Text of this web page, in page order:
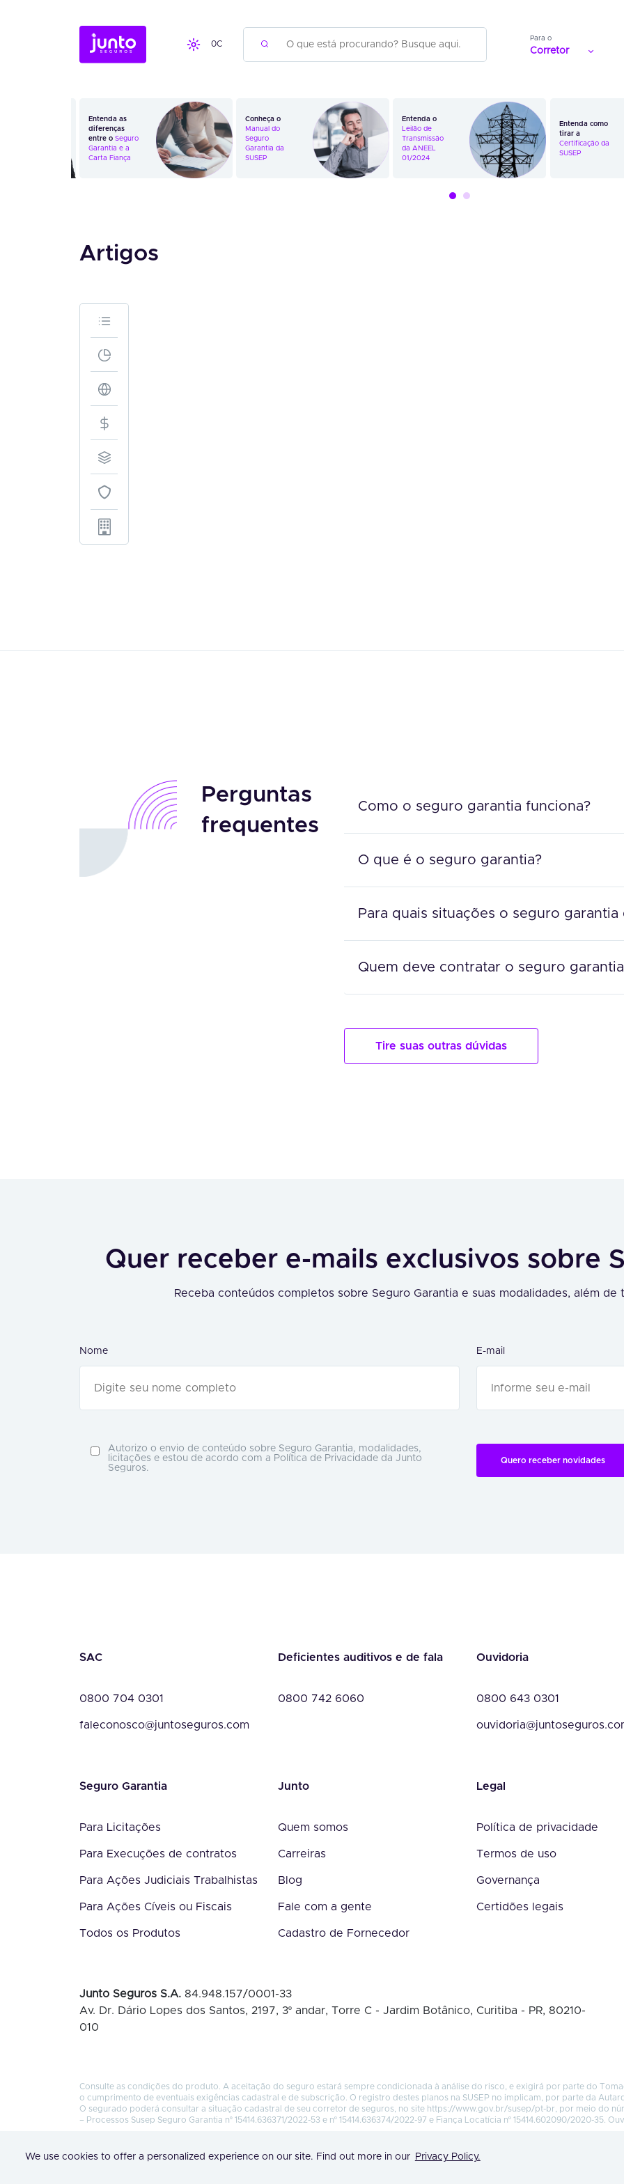
We use cookies to offer a personalized experience on our site. Find out more in our Privacy Policy.
0C
Para o
Corretor
Entenda as
diferenças
entre o Seguro
Garantia e a
Carta Fiança
Conheça o
Manual do
Seguro
Garantia da
SUSEP
Entenda o
Leilão de
Transmissão
da ANEEL
01/2024
Entenda como
tirar a
Certificação da
SUSEP
Artigos
Perguntas
frequentes
Como o seguro garantia funciona?
O que é o seguro garantia?
Para quais situações o seguro garantia
Quem deve contratar o seguro
Tire suas outras dúvidas
Quer receber e-mails exclusivos sobre
Receba conteúdos completos sobre Seguro Garantia e suas modalidades, além de
Nome E-mail
Autorizo o envio de conteúdo sobre Seguro Garantia, modalidades,
licitações e estou de acordo com a Política de Privacidade da Junto
Seguros.
SAC
0800 704 0301
faleconosco@juntoseguros.com
Deficientes auditivos e de fala
0800 742 6060
Ouvidoria
0800 643 0301
Seguro Garantia
Para Licitações
Para Execuções de contratos
Para Ações Judiciais Trabalhistas
Para Ações Cíveis ou Fiscais
Todos os Produtos
Junto
Quem somos
Carreiras
Blog
Fale com a gente
Cadastro de Fornecedor
Legal
Política de privacidade
Termos de uso
Governança
Certidões legais
Junto Seguros S.A. 84.948.157/0001-33
Av. Dr. Dário Lopes dos Santos, 2197, 3º andar, Torre C - Jardim Botânico, Curitiba - PR, 80210-
010
Consulte as condições do produto. A aceitação do seguro estará sempre condicionada à análise do risco, e exigirá por parte do
o cumprimento de eventuais exigências cadastral e de subscrição. O registro destes planos na SUSEP no implicam, por parte da
O segurado poderá consultar a situação cadastral de seu corretor de seguros, no site https://www.gov.br/susep/pt-br , por meio do
– Processos Susep Seguro Garantia nº 15414.636371/2022-53 e nº 15414.636374/2022-97 e Fiança Locatícia nº 15414.602090/2020-35.